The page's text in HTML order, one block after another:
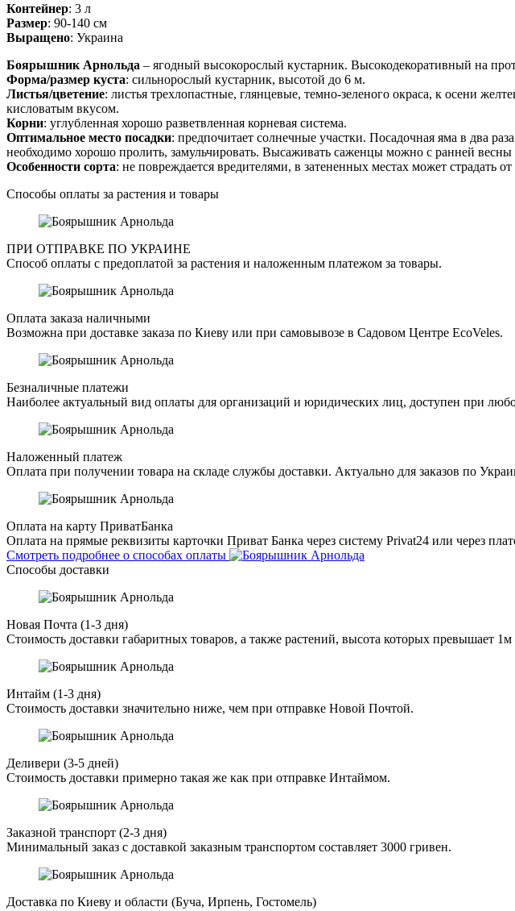
Контейнер: 3 л
Размер: 90-140 см
Выращено: Украина
Боярышник Арнольда – ягодный высокорослый кустарник. Высокодекоративный на
Форма/размер куста: сильнорослый кустарник, высотой до 6 м.
Листья/цветение: листья трехлопастные, глянцевые, темно-зеленого окраса, к осени
кисловатым вкусом.
Корни: углубленная хорошо разветвленная корневая система.
Оптимальное место посадки: предпочитает солнечные участки. Посадочная яма в два
необходимо хорошо пролить, замульчировать. Высаживать саженцы можно с ранней весны
Особенности сорта: не повреждается вредителями, в затененных местах может страдать
Способы оплаты за растения и товары
ПРИ ОТПРАВКЕ ПО УКРАИНЕ
Способ оплаты с предоплатой за растения и наложенным платежом за товары.
Оплата заказа наличными
Возможна при доставке заказа по Киеву или при самовывозе в Садовом Центре EcoVeles.
Безналичные платежи
Наиболее актуальный вид оплаты для организаций и юридических лиц, доступен при
Наложенный платеж
Оплата при получении товара на складе службы доставки. Актуально для заказов по
Оплата на карту ПриватБанка
Оплата на прямые реквизиты карточки Приват Банка через систему Privat24 или через
Смотреть подробнее о способах оплаты
Способы доставки
Новая Почта (1-3 дня)
Стоимость доставки габаритных товаров, а также растений, высота которых превышает
Интайм (1-3 дня)
Стоимость доставки значительно ниже, чем при отправке Новой Почтой.
Деливери (3-5 дней)
Стоимость доставки примерно такая же как при отправке Интаймом.
Заказной транспорт (2-3 дня)
Минимальный заказ с доставкой заказным транспортом составляет 3000 гривен.
Доставка по Киеву и области (Буча, Ирпень, Гостомель)